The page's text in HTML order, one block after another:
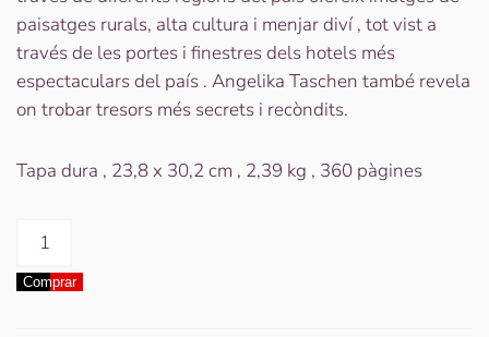
paisatges rurals, alta cultura i menjar diví , tot vist a
través de les portes i finestres dels hotels més
espectaculars del país . Angelika Taschen també revela
on trobar tresors més secrets i recòndits.
Tapa dura , 23,8 x 30,2 cm , 2,39 kg , 360 pàgines
quantitat
Llibre
Comprar